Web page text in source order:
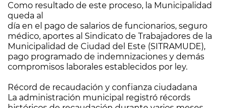
Como resultado de este proceso, la Municipalidad
queda al
día en el pago de salarios de funcionarios, seguro
médico, aportes al Sindicato de Trabajadores de la
Municipalidad de Ciudad del Este (SITRAMUDE),
pago programado de indemnizaciones y demás
compromisos laborales establecidos por ley.
Récord de recaudación y confianza ciudadana
La administración municipal registró récords